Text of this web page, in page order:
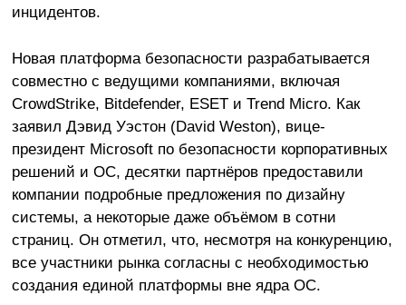
инцидентов.
Новая платформа безопасности разрабатывается
совместно с ведущими компаниями, включая
CrowdStrike, Bitdefender, ESET и Trend Micro. Как
заявил Дэвид Уэстон (David Weston), вице-
президент Microsoft по безопасности корпоративных
решений и ОС, десятки партнёров предоставили
компании подробные предложения по дизайну
системы, а некоторые даже объёмом в сотни
страниц. Он отметил, что, несмотря на конкуренцию,
все участники рынка согласны с необходимостью
создания единой платформы вне ядра ОС.